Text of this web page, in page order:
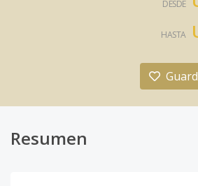
DESDE
HASTA
Resumen